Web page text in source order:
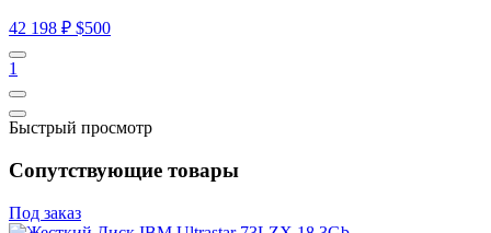
42 198 ₽ $500
1
Быстрый просмотр
Сопутствующие товары
Под заказ